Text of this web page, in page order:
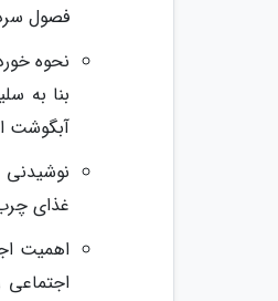
فصول
نحوه
بنا به
آبگوشت
غذای
اهمیت